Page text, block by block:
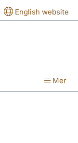
English website
Mer